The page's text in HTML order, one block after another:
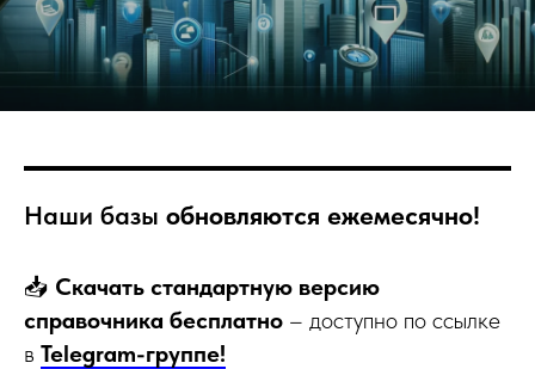
Наши базы обновляются ежемесячно!
📥 Скачать стандартную версию
справочника бесплатно – доступно по ссылке
в Telegram-группе!